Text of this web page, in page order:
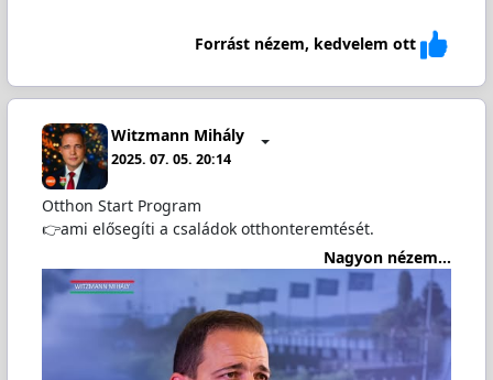
Forrást nézem, kedvelem ott
Witzmann Mihály
2025. 07. 05. 20:14
Otthon Start Program
👉ami elősegíti a családok otthonteremtését.
Nagyon nézem...